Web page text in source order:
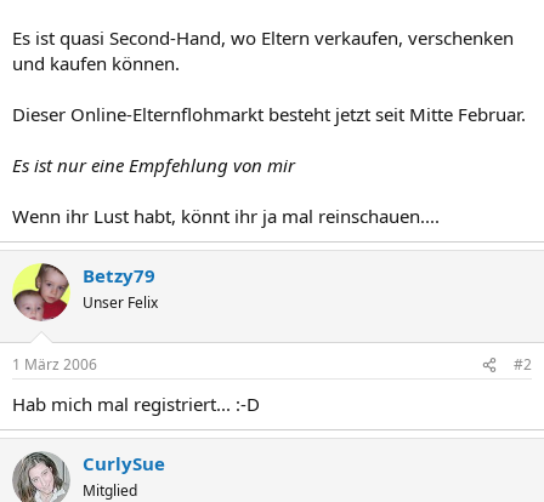
Es ist quasi Second-Hand, wo Eltern verkaufen, verschenken
und kaufen können.
Dieser Online-Elternflohmarkt besteht jetzt seit Mitte Februar.
Es ist nur eine Empfehlung von mir
Wenn ihr Lust habt, könnt ihr ja mal reinschauen....
Betzy79
Unser Felix
1 März 2006 #2
Hab mich mal registriert... :-D
CurlySue
Mitglied